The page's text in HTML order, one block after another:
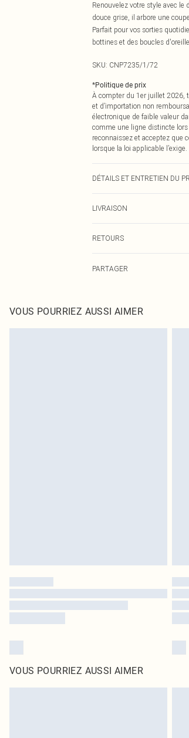
Renouvelez votre style avec
douce grise, il arbore une
Parfait pour vos sorties
bottines et des boucles
SKU: CNP7235/1/72
*Politique de prix
À compter du 1er juillet 2026,
et d’importation non
électronique de faible valeur
comme une ligne distincte
reconnaissez et acceptez que
lorsque la loi applicable l’exige.
DÉTAILS ET ENTRETIEN DU
LIVRAISON
RETOURS
Veuillez noter que nous ne
également être essayées en
PARTAGER
VOUS POURRIEZ AUSSI AIMER
VOUS POURRIEZ AUSSI AIMER